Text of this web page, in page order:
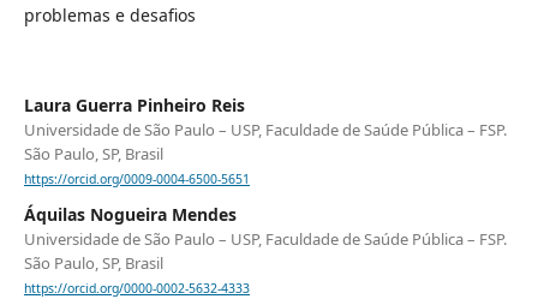
problemas e desafios
Laura Guerra Pinheiro Reis
Universidade de São Paulo – USP, Faculdade de Saúde Pública – FSP.
São Paulo, SP, Brasil
https://orcid.org/0009-0004-6500-5651
Áquilas Nogueira Mendes
Universidade de São Paulo – USP, Faculdade de Saúde Pública – FSP.
São Paulo, SP, Brasil
https://orcid.org/0000-0002-5632-4333